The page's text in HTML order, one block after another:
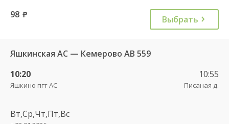
98 руб. Выбрать
Яшкинская АС — Кемерово АВ 559
10:20
Яшкино пгт АС
10:55
Писаная д.
Вт,Ср,Чт,Пт,Вс